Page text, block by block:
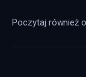
Poczytaj również